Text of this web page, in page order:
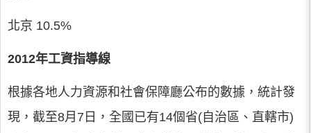
北京 10.5%
2012年工資指導線
根據各地人力資源和社會保障廳公布的數據，統計發
現，截至8月7日，全國已有14個省(自治區、直轄市)